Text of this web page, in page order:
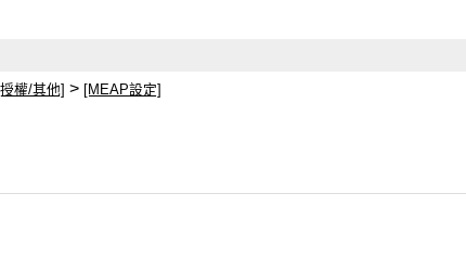
權/其他] > [MEAP設定]